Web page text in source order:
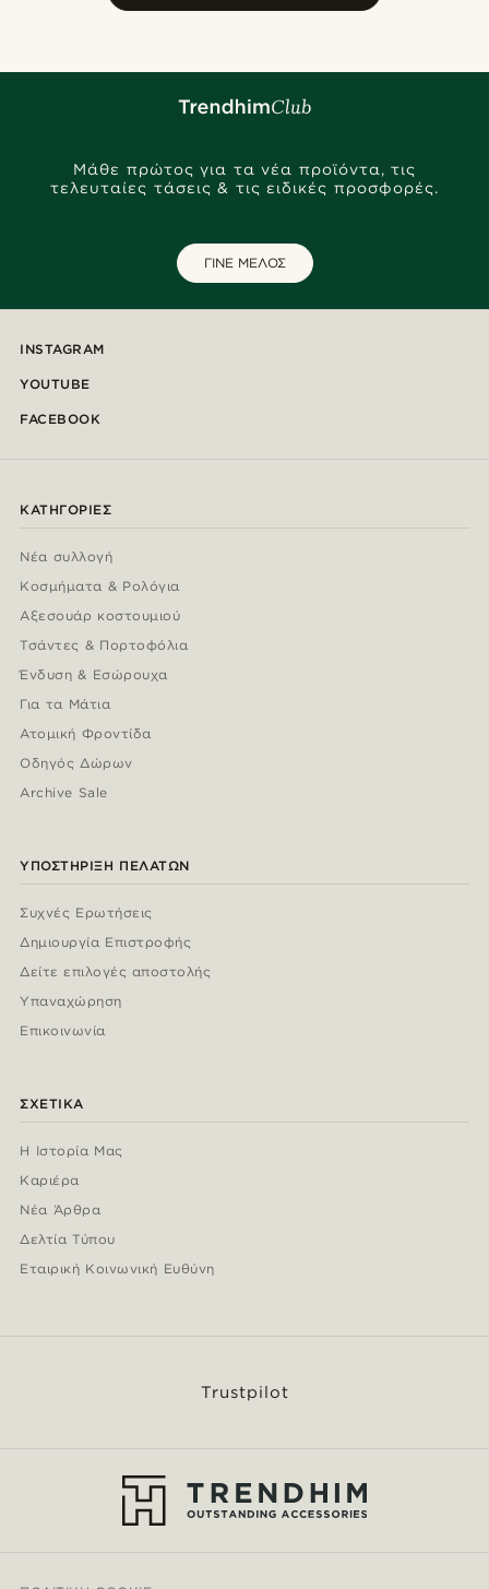
Μάθε πρώτος για τα νέα προϊόντα, τις
τελευταίες τάσεις & τις ειδικές προσφορές.
ΓΙΝΕ ΜΕΛΟΣ
INSTAGRAM
YOUTUBE
FACEBOOK
ΚΑΤΗΓΟΡΊΕΣ
Νέα συλλογή
Κοσμήματα & Ρολόγια
Αξεσουάρ κοστουμιού
Τσάντες & Πορτοφόλια
Ένδυση & Εσώρουχα
Για τα Μάτια
Ατομική Φροντίδα
Οδηγός Δώρων
Archive Sale
ΥΠΟΣΤΉΡΙΞΗ ΠΕΛΑΤΏΝ
Συχνές Ερωτήσεις
Δημιουργία Επιστροφής
Δείτε επιλογές αποστολής
Υπαναχώρηση
Επικοινωνία
ΣΧΕΤΙΚΆ
Η Ιστορία Μας
Καριέρα
Νέα Άρθρα
Δελτία Τύπου
Εταιρική Κοινωνική Ευθύνη
Trustpilot